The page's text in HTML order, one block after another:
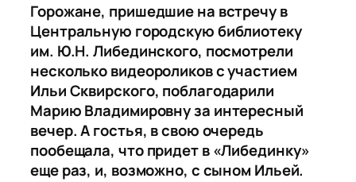
Горожане, пришедшие на встречу в
Центральную городскую библиотеку
им. Ю.Н. Либединского, посмотрели
несколько видеороликов с участием
Ильи Сквирского, поблагодарили
Марию Владимировну за интересный
вечер. А гостья, в свою очередь
пообещала, что придет в «Либединку»
еще раз, и, возможно, с сыном Ильей.